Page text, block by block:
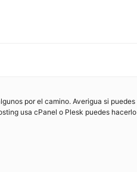
por el camino. Averigua si puedes
usa cPanel o Plesk puedes hacerlo